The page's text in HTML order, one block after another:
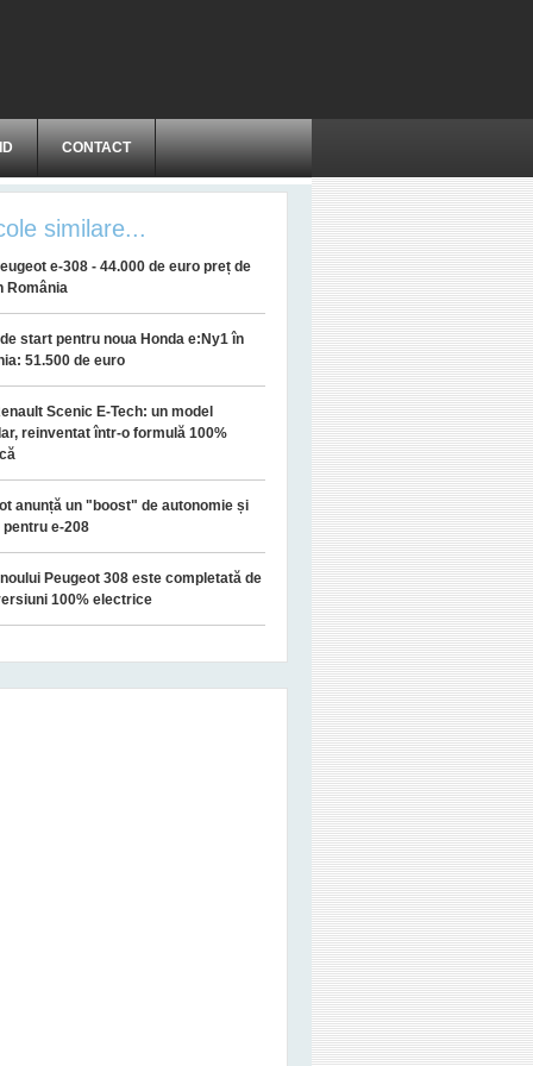
CONTACT
similare...
e-308 - 44.000 de euro preț de
România
start pentru noua Honda e:Ny1 în
51.500 de euro
Scenic E-Tech: un model
reinventat într-o formulă 100%
anunță un "boost" de autonomie și
e-208
Peugeot 308 este completată de
100% electrice